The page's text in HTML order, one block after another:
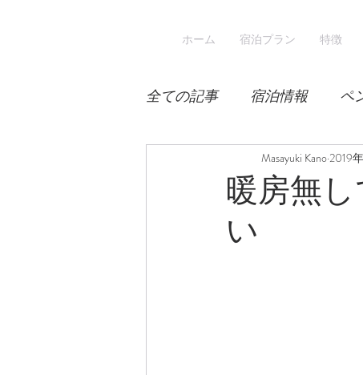
ホーム 宿泊プラン 特徴
全ての記事 宿泊情報 ペ
宿泊
登山
暖房無
い
Masayuki Kano 2019